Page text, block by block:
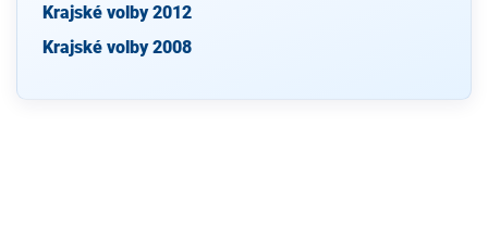
Krajské volby 2012
Krajské volby 2008